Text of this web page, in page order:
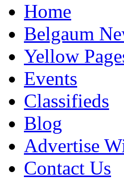
Home
Belgaum
Yellow
Events
Classifieds
Blog
Advertise
Contact Us